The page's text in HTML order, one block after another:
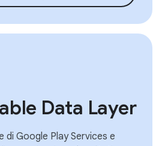
Data Layer
di Google Play Services e